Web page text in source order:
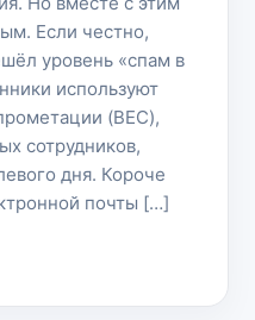
Если честно,
уровень «спам в
используют
(BEC),
сотрудников,
дня. Короче
почты […]